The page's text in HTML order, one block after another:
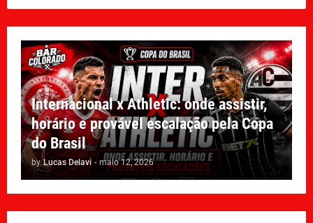
Internacional x Athletic: onde assistir,
horário e provável escalação pela Copa
do Brasil
by Lucas Delavi - maio 12, 2026